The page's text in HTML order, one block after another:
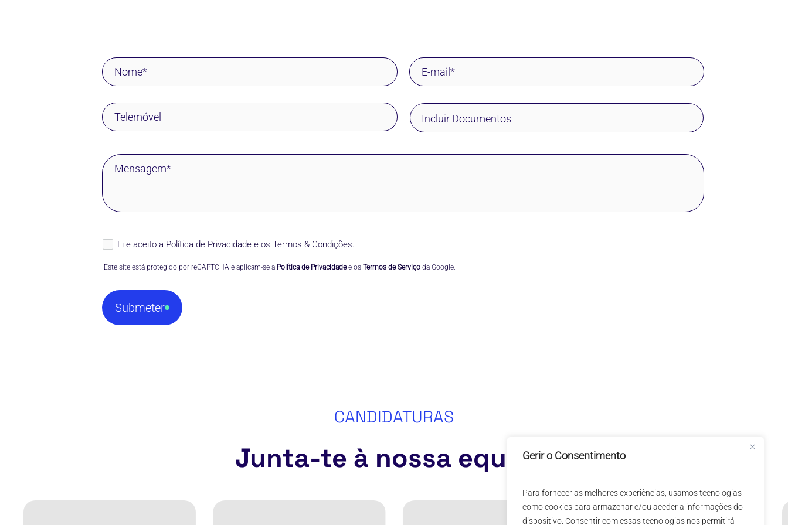
Gerir o Consentimento
Para fornecer as melhores experiências, usamos tecnologias
como cookies para armazenar e/ou aceder a informações do
dispositivo. Consentir com essas tecnologias nos permitirá
Incluir Documentos
Li e aceito a Política de Privacidade e osTermos & Condições.
Este site está protegido por reCAPTCHA e aplicam-se a Política de Privacidade e os Termos de Serviço da Google.
Submeter
CANDIDATURAS
Junta-te à nossa equipa!
Administrativo
Consultor(a)
Cybersecurity
Consultor(a)